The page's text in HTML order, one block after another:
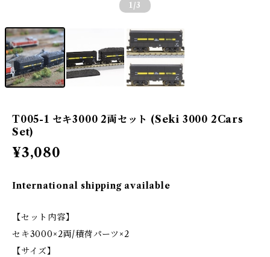
1 /3
T005-1 セキ3000 2両セット (Seki 3000 2Cars
Set)
¥3,080
International shipping available
【セット内容】
セキ3000×2両/積荷パーツ×2
【サイズ】